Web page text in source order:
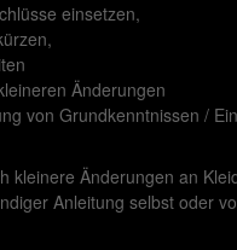
einsetzen,
Änderungen
von Grundkenntnissen /
kleinere Änderungen an
Anleitung selbst oder